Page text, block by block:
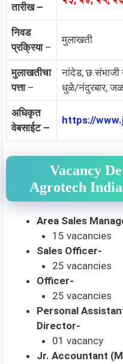
तारीख –
निवड
प्रक्रिया–
मुलाखती
मुलाखतीचा
पत्ता–
नांदेड, छ.संभाजी
धुळे/नंदुरबार,
अधिकृत
वेबसाईट –
https://
Vacancy
Agrotech
Area Sales
15 vacancies
Sales Officer-
25 vacancies
Officer-
25 vacancies
Personal
Director-
01 vacancy
Jr. Accountant